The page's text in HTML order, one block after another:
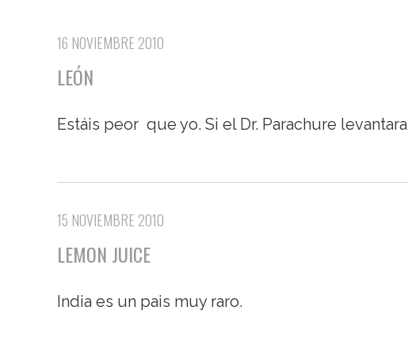
16 NOVIEMBRE 2010
LEÓN
Estáis peor que yo. Si el Dr. Parachure
15 NOVIEMBRE 2010
LEMON JUICE
India es un pais muy raro.